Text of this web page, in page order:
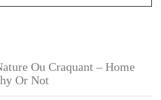
Ou Craquant – Home
Or Not